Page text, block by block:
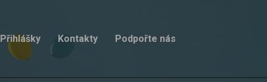
Přihlášky Kontakty Podpořte nás